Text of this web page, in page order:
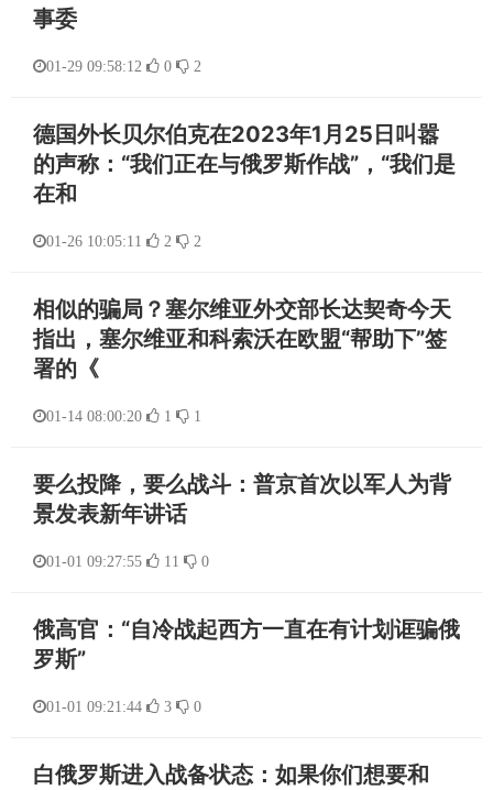
事委
01-29 09:58:12 0 2
德国外长贝尔伯克在2023年1月25日叫嚣
的声称：“我们正在与俄罗斯作战”，“我们是
在和
01-26 10:05:11 2 2
相似的骗局？塞尔维亚外交部长达契奇今天
指出，塞尔维亚和科索沃在欧盟“帮助下”签
署的《
01-14 08:00:20 1 1
要么投降，要么战斗：普京首次以军人为背
景发表新年讲话
01-01 09:27:55 11 0
俄高官：“自冷战起西方一直在有计划诓骗俄
罗斯”
01-01 09:21:44 3 0
白俄罗斯进入战备状态：如果你们想要和